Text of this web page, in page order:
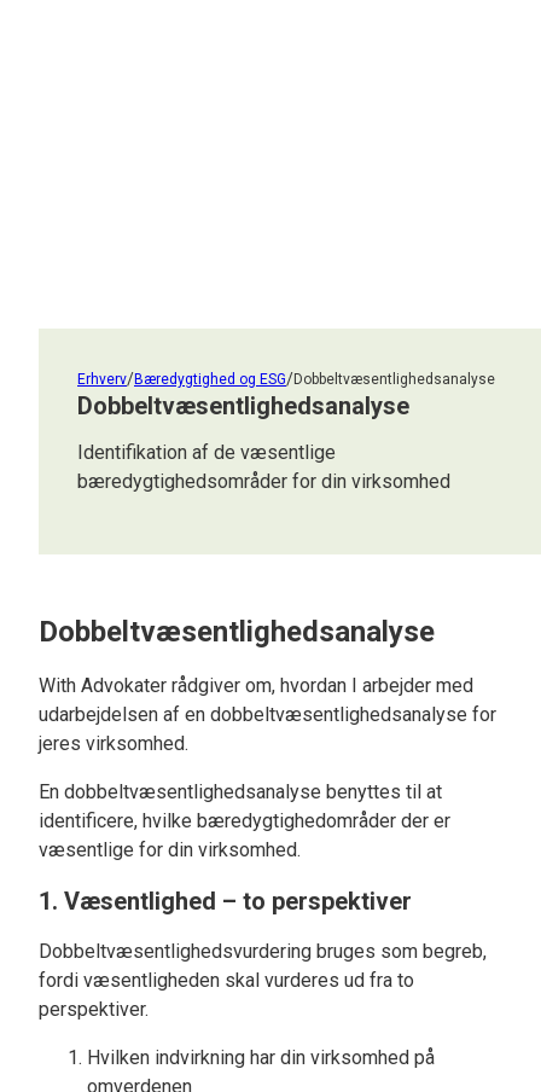
Erhverv/Bæredygtighed og ESG/Dobbeltvæsentlighedsanalyse
Dobbeltvæsentlighedsanalyse
Identifikation af de væsentlige
bæredygtighedsområder for din virksomhed
Dobbeltvæsentlighedsanalyse
With Advokater rådgiver om, hvordan I arbejder med
udarbejdelsen af en dobbeltvæsentlighedsanalyse for
jeres virksomhed.
En dobbeltvæsentlighedsanalyse benyttes til at
identificere, hvilke bæredygtighedområder der er
væsentlige for din virksomhed.
1. Væsentlighed – to perspektiver
Dobbeltvæsentlighedsvurdering bruges som begreb,
fordi væsentligheden skal vurderes ud fra to
perspektiver.
Hvilken indvirkning har din virksomhed på
omverdenen